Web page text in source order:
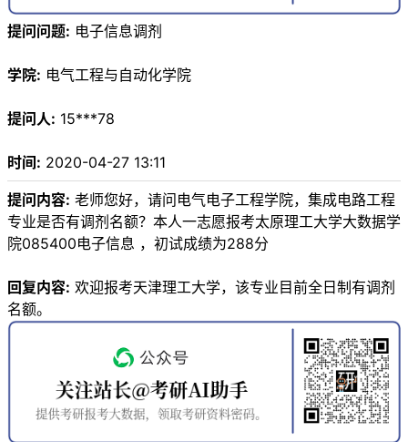
提问问题: 电子信息调剂
学院: 电气工程与自动化学院
提问人: 15***78
时间: 2020-04-27 13:11
提问内容: 老师您好，请问电气电子工程学院，集成电路工程
专业是否有调剂名额？本人一志愿报考太原理工大学大数据学
院085400电子信息 ，初试成绩为288分
回复内容: 欢迎报考天津理工大学，该专业目前全日制有调剂
名额。